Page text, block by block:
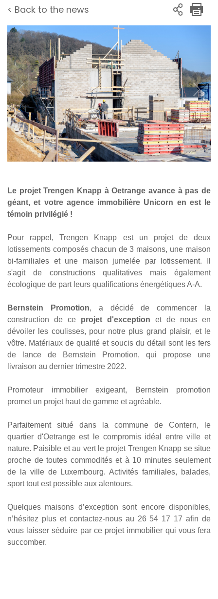
< Back to the news
Le projet Trengen Knapp à Oetrange avance à pas de
géant, et votre agence immobilière Unicorn en est le
témoin privilégié !
Pour rappel, Trengen Knapp est un projet de deux
lotissements composés chacun de 3 maisons, une maison
bi-familiales et une maison jumelée par lotissement. Il
s'agit de constructions qualitatives mais également
écologique de part leurs qualifications énergétiques A-A.
Bernstein Promotion, a décidé de commencer la
construction de ce projet d'exception et de nous en
dévoiler les coulisses, pour notre plus grand plaisir, et le
vôtre. Matériaux de qualité et soucis du détail sont les fers
de lance de Bernstein Promotion, qui propose une
livraison au dernier trimestre 2022.
Promoteur immobilier exigeant, Bernstein promotion
promet un projet haut de gamme et agréable.
Parfaitement situé dans la commune de Contern, le
quartier d'Oetrange est le compromis idéal entre ville et
nature. Paisible et au vert le projet Trengen Knapp se situe
proche de toutes commodités et à 10 minutes seulement
de la ville de Luxembourg. Activités familiales, balades,
sport tout est possible aux alentours.
Quelques maisons d’exception sont encore disponibles,
n’hésitez plus et contactez-nous au 26 54 17 17 afin de
vous laisser séduire par ce projet immobilier qui vous fera
succomber.